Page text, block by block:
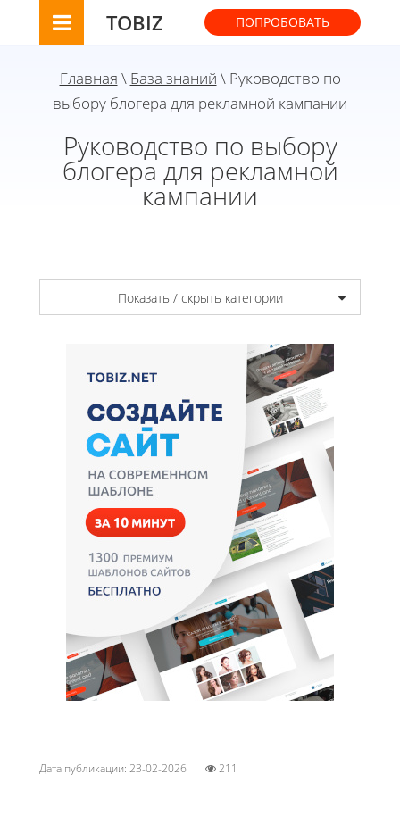
TOBIZ ПОПРОБОВАТЬ
Главная \ База знаний \ Руководство по
выбору блогера для рекламной кампании
Руководство по выбору
блогера для рекламной
кампании
Показать / скрыть категории
Дата публикации: 23-02-2026 211